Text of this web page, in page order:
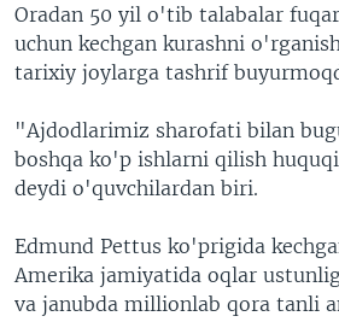
Oradan 50 yil o'tib talabalar
uchun kechgan kurashni
tarixiy joylarga tashrif
"Ajdodlarimiz sharofati bilan
boshqa ko'p ishlarni qilish
deydi o'quvchilardan biri.
Edmund Pettus ko'prigida
Amerika jamiyatida oqlar
va janubda millionlab qora tanli